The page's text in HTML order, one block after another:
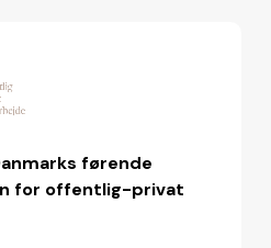
førende
for offentlig-privat